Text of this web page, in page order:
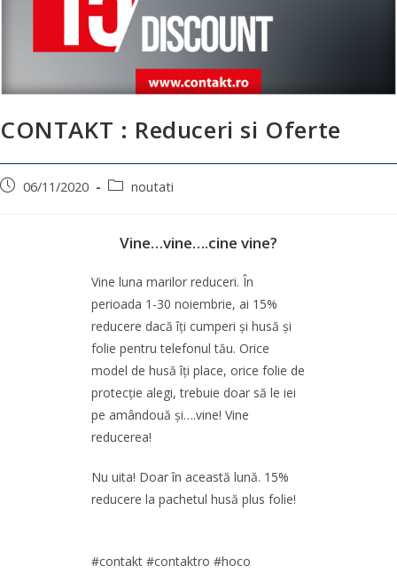
CONTAKT : Reduceri si Oferte
06/11/2020 noutati
Vine…vine….cine vine?
Vine luna marilor reduceri. În
perioada 1-30 noiembrie, ai 15%
reducere dacă îți cumperi și husă și
folie pentru telefonul tău. Orice
model de husă îți place, orice folie de
protecție alegi, trebuie doar să le iei
pe amândouă și….vine! Vine
reducerea!
Nu uita! Doar în această lună. 15%
reducere la pachetul husă plus folie!
#contakt #contaktro #hoco